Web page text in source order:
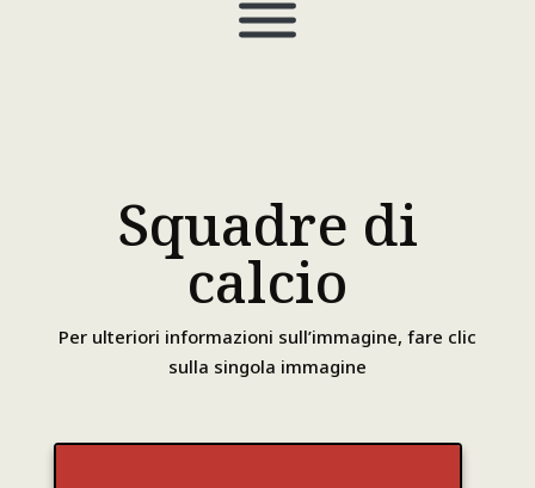
Squadre di
calcio
Per ulteriori informazioni sull’immagine, fare clic
sulla singola immagine